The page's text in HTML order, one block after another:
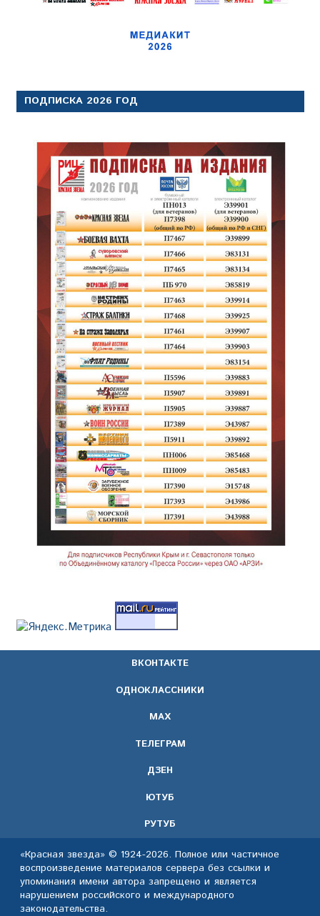
ПОДПИСКА 2026 ГОД
ВКОНТАКТЕ
ОДНОКЛАССНИКИ
МАХ
ТЕЛЕГРАМ
ДЗЕН
ЮТУБ
РУТУБ
«Красная звезда» © 1924-2026. Полное или частичное
воспроизведение материалов сервера без ссылки и
упоминания имени автора запрещено и является
нарушением российского и международного
законодательства.